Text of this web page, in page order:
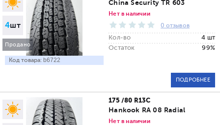
4шт
Продано
Код товара: b6722
China Security TR 603
Нет в наличии
0 отзывов
Кол-во
4 шт
Остаток
99%
ПОДРОБНЕЕ
175 /80 R13C
Hankook RA 08 Radial
Нет в наличии